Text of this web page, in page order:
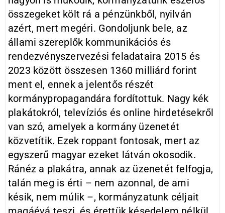
összegeket költ rá a pénzünkből, nyilván
azért, mert megéri. Gondoljunk bele, az
állami szereplők kommunikációs és
rendezvényszervezési feladataira 2015 és
2023 között összesen 1360 milliárd forint
ment el, ennek a jelentős részét
kormánypropagandára fordítottuk. Nagy kék
plakátokról, televíziós és online hirdetésekről
van szó, amelyek a kormány üzenetét
közvetítik. Ezek roppant fontosak, mert az
egyszerű magyar ezeket látván okosodik.
Ránéz a plakátra, annak az üzenetét felfogja,
talán meg is érti – nem azonnal, de ami
késik, nem múlik –, kormányzatunk céljait